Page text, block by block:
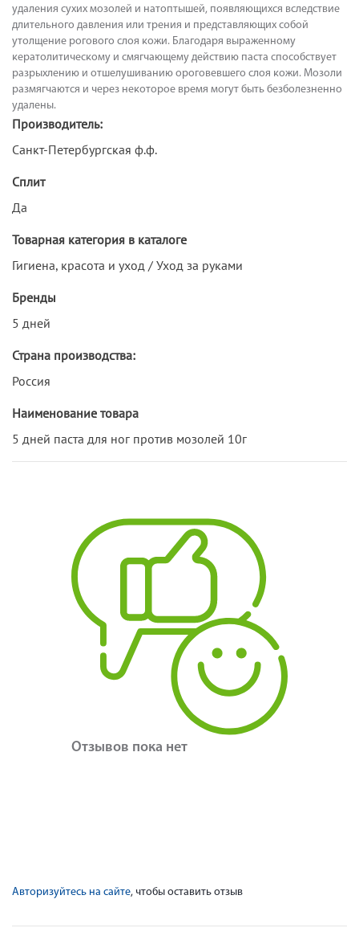
удаления сухих мозолей и натоптышей, появляющихся вследствие
длительного давления или трения и представляющих собой
утолщение рогового слоя кожи. Благодаря выраженному
кератолитическому и смягчающему действию паста способствует
разрыхлению и отшелушиванию ороговевшего слоя кожи. Мозоли
размягчаются и через некоторое время могут быть безболезненно
удалены.
Производитель:
Санкт-Петербургская ф.ф.
Сплит
Да
Товарная категория в каталоге
Гигиена, красота и уход / Уход за руками
Бренды
5 дней
Страна производства:
Россия
Наименование товара
5 дней паста для ног против мозолей 10г
Отзывов пока нет
Авторизуйтесь на сайте, чтобы оставить отзыв